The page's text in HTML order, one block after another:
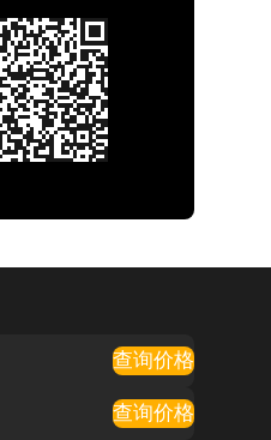
查询价格
查询价格